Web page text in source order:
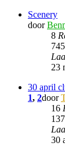
Scenery
door
8
23
30 april
1, 2door
16
30